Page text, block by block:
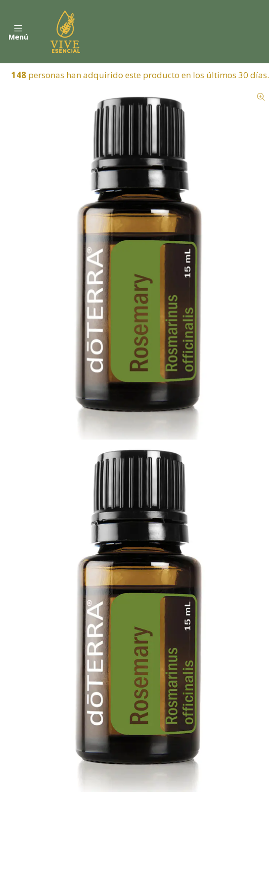
Menú
148personas han adquirido este producto en los últimos 30 días.